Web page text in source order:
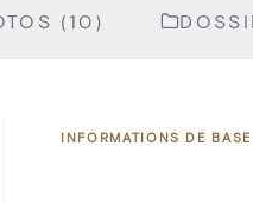
(10)
INFORMATIONS DE BASE